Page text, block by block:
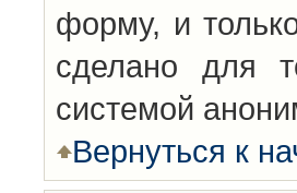
форму, и
сделано для
системой
Вернуться к